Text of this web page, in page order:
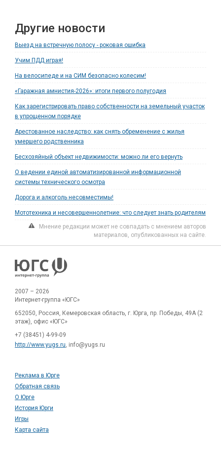
Другие новости
Выезд на встречную полосу - роковая ошибка
Учим ПДД играя!
На велосипеде и на СИМ безопасно колесим!
«Гаражная амнистия-2026»: итоги первого полугодия
Как зарегистрировать право собственности на земельный участок
в упрощенном порядке
Арестованное наследство: как снять обременение с жилья
умершего родственника
Бесхозяйный объект недвижимости: можно ли его вернуть
О ведении единой автоматизированной информационной
системы технического осмотра
Дорога и алкоголь несовместимы!
Мототехника и несовершеннолетние: что следует знать родителям
Мнение редакции может не совпадать с мнением авторов
материалов, опубликованных на сайте.
2007 – 2026
Интернет-группа «ЮГС»
652050, Россия, Кемеровская область, г. Юрга, пр. Победы, 49А (2
этаж), офис «ЮГС»
+7 (38451) 4-99-09
http://www.yugs.ru , info@yugs.ru
Реклама в Юрге
Обратная связь
О Юрге
История Юрги
Игры
Карта сайта